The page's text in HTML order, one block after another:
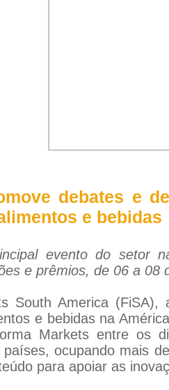
debates e
e bebidas
evento do setor
e prêmios, de 06 a 08
South America
e bebidas na
Markets entre os
ocupando mais
para apoiar as